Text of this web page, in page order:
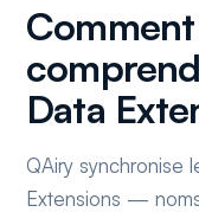
Comment
Data
QAiry synchronise
Extensions —